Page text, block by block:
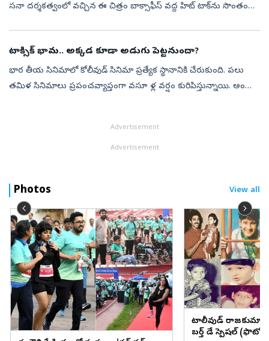
సనా దర్శకత్వంలో వచ్చిన ఈ చిత్రం బాక్సాఫీస్ వద్ద హిట్ టాక్‌ను సొంతం
టాక్సిక్ భామ.. అక్కడ కూడా అడుగు పెట్టనుందా?
భార తీయ సినిమాలో కోలీవుడ్ సినిమా ప్రత్యేక స్థానానికి చేరుకుంది. పలు
తమిళ సినిమాలు ప్రపంచవ్యాప్తంగా వసూ ళ్ల వర్షం కురిపిస్తున్నాయి. అందుకే
Advertisement
Advertisement
Photos View all
టాలీవుడ్
బర్త్ డే స్పెషల్